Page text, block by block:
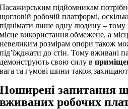
Пасажирським підйомникам
щогловій робочій платформі,
піднімати лише одну людину –
місце використання обмежене, а
невеликим розмірам опори також
під’їжджати до стін. Тому вживані
демонструють свою силу в
вага та гумові шини також
Поширені запитання
вживаних робочих